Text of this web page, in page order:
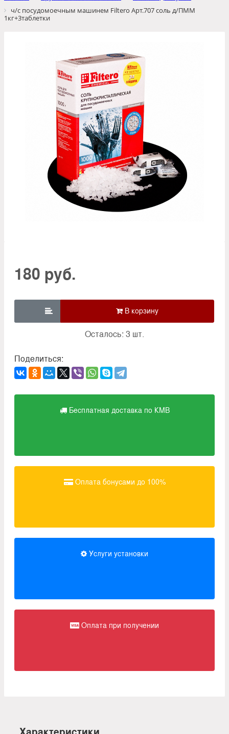
ч/с посудомоечным машинем Filtero Арт.707 соль д/ПММ
1кг+3таблетки
180 руб.

Осталось: 3 шт.
Поделиться:
Бесплатная доставка по КМВ
Оплата бонусами до 100%
Услуги установки
Оплата при получении